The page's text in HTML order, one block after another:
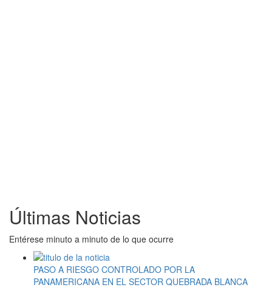
Últimas Noticias
Entérese minuto a minuto de lo que ocurre
PASO A RIESGO CONTROLADO POR LA
PANAMERICANA EN EL SECTOR QUEBRADA BLANCA